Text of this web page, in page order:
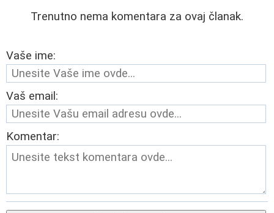
Trenutno nema komentara za ovaj članak.
Vaše ime:
Vaš email:
Komentar: